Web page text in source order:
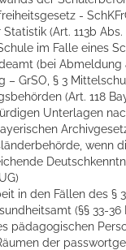
-
(Art. 113b Abs.
im Falle eines
(bei Abmeldung
– GrSO, § 3
(Art. 118
Unterlagen
wenn
in den Fällen des §
(§§ 33-
pädagogischen
der